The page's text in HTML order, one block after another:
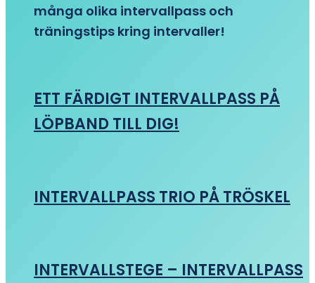
många olika intervallpass och
träningstips kring intervaller!
ETT FÄRDIGT INTERVALLPASS PÅ
LÖPBAND TILL DIG!
INTERVALLPASS TRIO PÅ TRÖSKEL
INTERVALLSTEGE – INTERVALLPASS